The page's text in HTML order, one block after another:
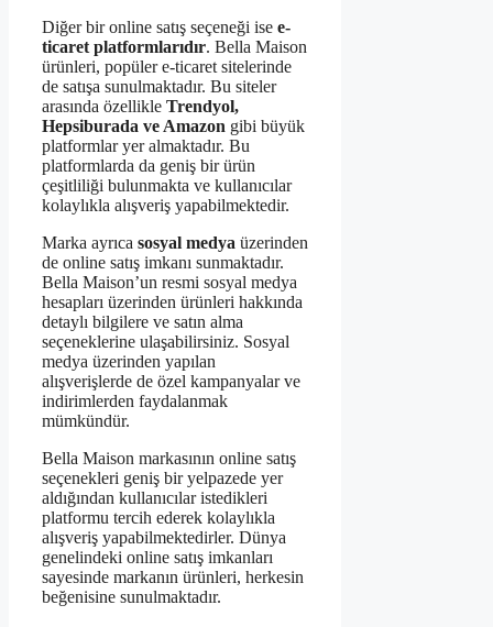
Diğer bir online satış seçeneği ise e-
ticaret platformlarıdır. Bella Maison
ürünleri, popüler e-ticaret sitelerinde
de satışa sunulmaktadır. Bu siteler
arasında özellikle Trendyol,
Hepsiburada ve Amazon gibi büyük
platformlar yer almaktadır. Bu
platformlarda da geniş bir ürün
çeşitliliği bulunmakta ve kullanıcılar
kolaylıkla alışveriş yapabilmektedir.
Marka ayrıca sosyal medya üzerinden
de online satış imkanı sunmaktadır.
Bella Maison’un resmi sosyal medya
hesapları üzerinden ürünleri hakkında
detaylı bilgilere ve satın alma
seçeneklerine ulaşabilirsiniz. Sosyal
medya üzerinden yapılan
alışverişlerde de özel kampanyalar ve
indirimlerden faydalanmak
mümkündür.
Bella Maison markasının online satış
seçenekleri geniş bir yelpazede yer
aldığından kullanıcılar istedikleri
platformu tercih ederek kolaylıkla
alışveriş yapabilmektedirler. Dünya
genelindeki online satış imkanları
sayesinde markanın ürünleri, herkesin
beğenisine sunulmaktadır.